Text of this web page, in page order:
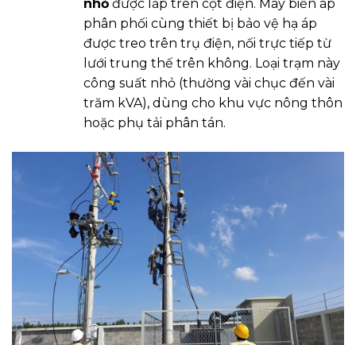
nhỏđược lắp trên cột điện. Máy biến áp
phân phối cùng thiết bị bảo vệ hạ áp
được treo trên trụ điện, nối trực tiếp từ
lưới trung thế trên không. Loại trạm này
công suất nhỏ (thường vài chục đến vài
trăm kVA), dùng cho khu vực nông thôn
hoặc phụ tải phân tán.